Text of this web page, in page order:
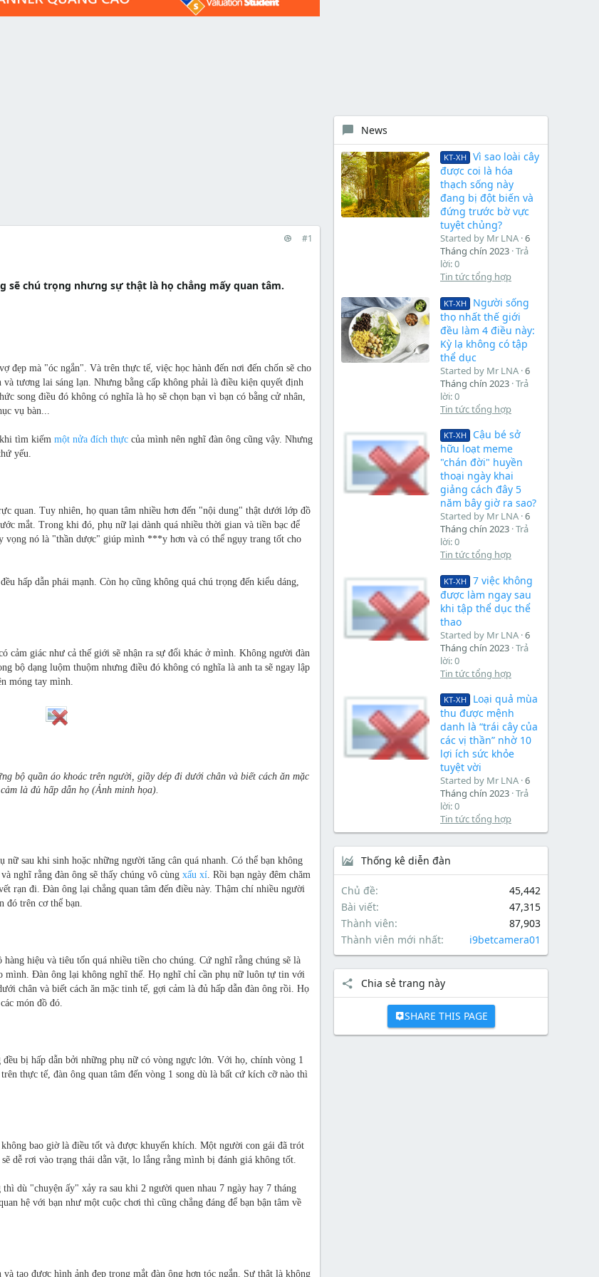
#1
sẽ chú trọng nhưng sự thật là họ chẳng mấy quan tâm.
đẹp mà "óc ngắn". Và trên thực tế, việc học hành đến nơi đến chốn sẽ cho
tương lai sáng lạn. Nhưng bằng cấp không phải là điều kiện quyết định
song điều đó không có nghĩa là họ sẽ chọn bạn vì bạn có bằng cử nhân,
vụ bàn...
tìm kiếm một nửa đích thực của mình nên nghĩ đàn ông cũng vậy. Nhưng
yếu.
quan. Tuy nhiên, họ quan tâm nhiều hơn đến "nội dung" thật dưới lớp đồ
mắt. Trong khi đó, phụ nữ lại dành quá nhiều thời gian và tiền bạc để
vọng nó là "thần dược" giúp mình ***y hơn và có thể ngụy trang tốt cho
hấp dẫn phái mạnh. Còn họ cũng không quá chú trọng đến kiểu dáng,
cảm giác như cả thế giới sẽ nhận ra sự đổi khác ở mình. Không người đàn
bộ dạng luộm thuộm nhưng điều đó không có nghĩa là anh ta sẽ ngay lập
móng tay mình.
bộ quần áo khoác trên người, giầy dép đi dưới chân và biết cách ăn mặc
là đủ hấp dẫn họ (Ảnh minh họa).
sau khi sinh hoặc những người tăng cân quá nhanh. Có thể bạn không
nghĩ rằng đàn ông sẽ thấy chúng vô cùng xấu xí. Rồi bạn ngày đêm chăm
rạn đi. Đàn ông lại chẳng quan tâm đến điều này. Thậm chí nhiều người
đó trên cơ thể bạn.
hiệu và tiêu tốn quá nhiều tiền cho chúng. Cứ nghĩ rằng chúng sẽ là
mình. Đàn ông lại không nghĩ thế. Họ nghĩ chỉ cần phụ nữ luôn tự tin với
chân và biết cách ăn mặc tinh tế, gợi cảm là đủ hấp dẫn đàn ông rồi. Họ
món đồ đó.
đều bị hấp dẫn bởi những phụ nữ có vòng ngực lớn. Với họ, chính vòng 1
thực tế, đàn ông quan tâm đến vòng 1 song dù là bất cứ kích cỡ nào thì
bao giờ là điều tốt và được khuyến khích. Một người con gái đã trót
dễ rơi vào trạng thái dằn vặt, lo lắng rằng mình bị đánh giá không tốt.
dù "chuyện ấy" xảy ra sau khi 2 người quen nhau 7 ngày hay 7 tháng
hệ với bạn như một cuộc chơi thì cũng chẳng đáng để bạn bận tâm về
tạo được hình ảnh đẹp trong mắt đàn ông hơn tóc ngắn. Sự thật là không
News
KT-XH
Vì sao loài cây
được coi là hóa
thạch sống này
đang bị đột biến và
đứng trước bờ vực
tuyệt chủng?
Started by Mr LNA 6
Tháng chín 2023 Trả
lời: 0
Tin tức tổng hợp
KT-XH
Người sống
thọ nhất thế giới
đều làm 4 điều này:
Kỳ lạ không có tập
thể dục
Started by Mr LNA 6
Tháng chín 2023 Trả
lời: 0
Tin tức tổng hợp
KT-XH
Cậu bé sở
hữu loạt meme
"chán đời" huyền
thoại ngày khai
giảng cách đây 5
năm bây giờ ra sao?
Started by Mr LNA 6
Tháng chín 2023 Trả
lời: 0
Tin tức tổng hợp
KT-XH
7 việc không
được làm ngay sau
khi tập thể dục thể
thao
Started by Mr LNA 6
Tháng chín 2023 Trả
lời: 0
Tin tức tổng hợp
KT-XH
Loại quả mùa
thu được mệnh
danh là “trái cây của
các vị thần” nhờ 10
lợi ích sức khỏe
tuyệt vời
Started by Mr LNA 6
Tháng chín 2023 Trả
lời: 0
Tin tức tổng hợp
Thống kê diễn đàn
Chủ đề
45,442
Bài viết
47,315
Thành viên
87,903
Thành viên mới nhất
i9betcamera01
Chia sẻ trang này
SHARE THIS PAGE